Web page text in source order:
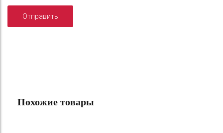
Похожие товары